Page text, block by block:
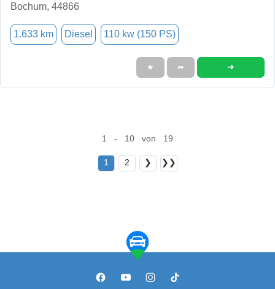
Bochum, 44866
1.633 km Diesel 110 kw (150 PS)
★ ➦ ➜
1 - 10 von 19
1 2 ❯ ❯❯